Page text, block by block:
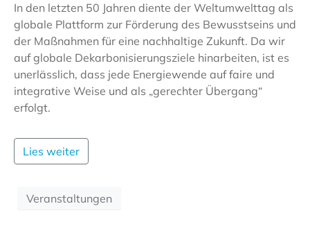
In den letzten 50 Jahren diente der Weltumwelttag als
globale Plattform zur Förderung des Bewusstseins und
der Maßnahmen für eine nachhaltige Zukunft. Da wir
auf globale Dekarbonisierungsziele hinarbeiten, ist es
unerlässlich, dass jede Energiewende auf faire und
integrative Weise und als „gerechter Übergang“
erfolgt.
Lies weiter
Veranstaltungen